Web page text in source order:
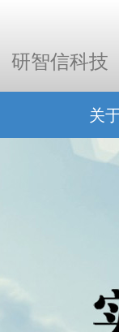
研智信科技
关